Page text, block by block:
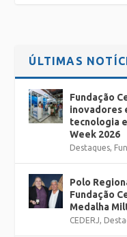
ÚLTIMAS
Fundação
inovadores
tecnologia
Week 2026
Destaques,
Polo
Fundação
Medalha
CEDERJ,